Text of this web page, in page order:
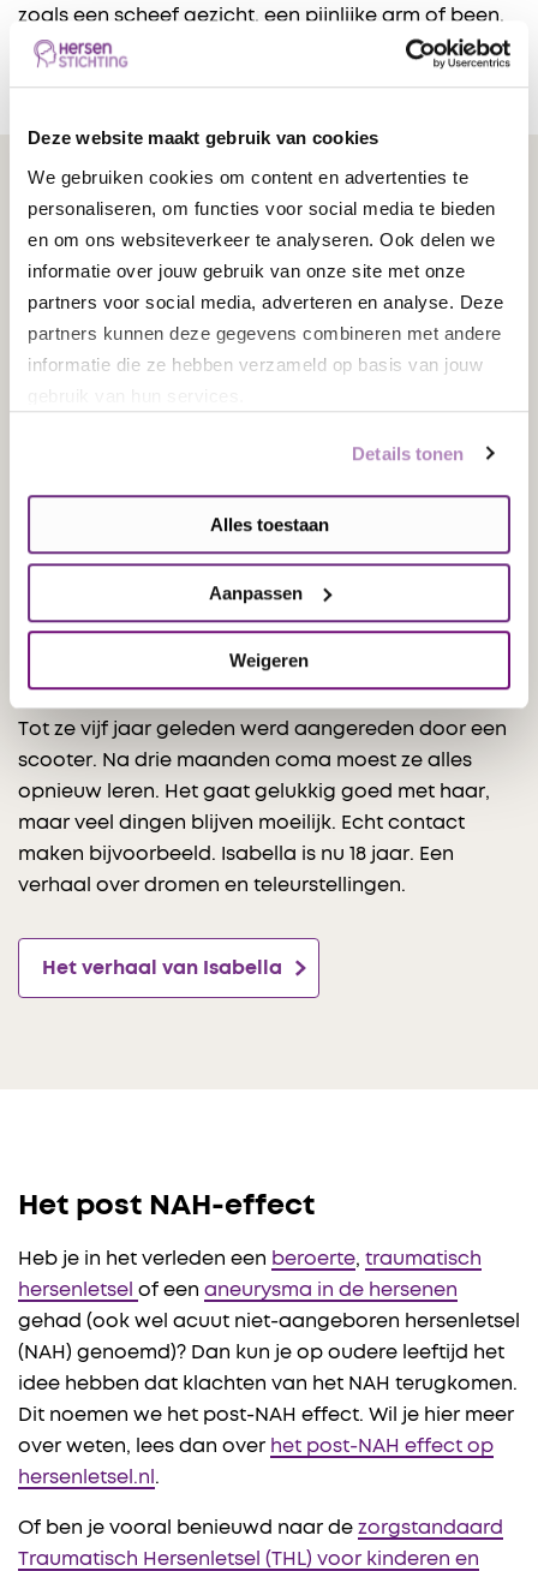
Deze website maakt gebruik van cookies
We gebruiken cookies om content en advertenties te
personaliseren, om functies voor social media te bieden
en om ons websiteverkeer te analyseren. Ook delen we
informatie over jouw gebruik van onze site met onze
partners voor social media, adverteren en analyse. Deze
partners kunnen deze gegevens combineren met andere
informatie die ze hebben verzameld op basis van jouw
Details tonen
Alles toestaan
Aanpassen
Weigeren
zoals een scheef gezicht, een pijnlijke arm of been,
of een hersenvliesontsteking.
Isabella werd op haar 13e aangereden en
Tot ze vijf jaar geleden werd aangereden door een
scooter. Na drie maanden coma moest ze alles
opnieuw leren. Het gaat gelukkig goed met haar,
maar veel dingen blijven moeilijk. Echt contact
maken bijvoorbeeld. Isabella is nu 18 jaar. Een
verhaal over dromen en teleurstellingen.
Het verhaal van Isabella
Het post NAH-effect
Heb je in het verleden een beroerte, traumatisch
hersenletsel of een aneurysma in de hersenen
gehad (ook wel acuut niet-aangeboren hersenletsel
(NAH) genoemd)? Dan kun je op oudere leeftijd het
idee hebben dat klachten van het NAH terugkomen.
Dit noemen we het post-NAH effect. Wil je hier meer
over weten, lees dan over het post-NAH effect op
hersenletsel.nl .
Of ben je vooral benieuwd naar de zorgstandaard
Traumatisch Hersenletsel (THL) voor kinderen en